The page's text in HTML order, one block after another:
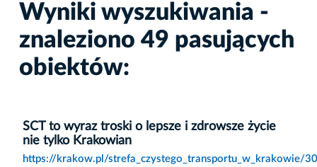
Wyniki wyszukiwania -
znaleziono 49 pasujących
obiektów:
SCT to wyraz troski o lepsze i zdrowsze życie
nie tylko Krakowian
https://krakow.pl/strefa_czystego_transportu_w_krakowie/